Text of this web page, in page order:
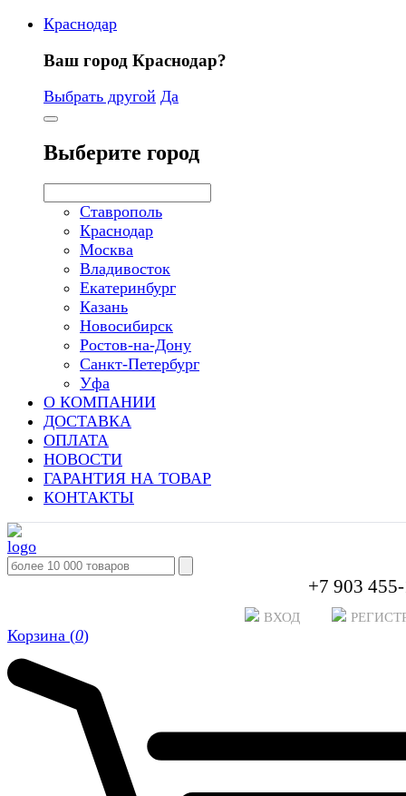
Краснодар
Ваш город Краснодар?
Выбрать другой Да
Выберите город
Ставрополь
Краснодар
Москва
Владивосток
Екатеринбург
Казань
Новосибирск
Ростов-на-Дону
Санкт-Петербург
Уфа
О КОМПАНИИ
ДОСТАВКА
ОПЛАТА
НОВОСТИ
ГАРАНТИЯ НА ТОВАР
КОНТАКТЫ
+7 903
ВХОД
Корзина (0)